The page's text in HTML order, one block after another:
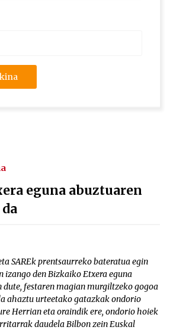
eguna abuztuaren
SAREk prentsaurreko bateratua egin
izango den Bizkaiko Etxera eguna
dute, festaren magian murgiltzeko gogoa
ahaztu urteetako gatazkak ondorio
Herrian eta oraindik ere, ondorio hoiek
daudela Bilbon zein Euskal